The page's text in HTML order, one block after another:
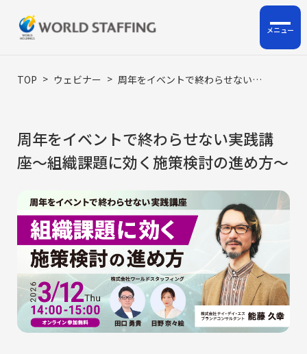
ホーム
企業情報
ロジスティクス支援
HRサポート事業
人材派遣・人材紹介・BPO
インサイドセールス代行
TOP > ウェビナー > 周年をイベントで終わらせない実践講座〜組織課題に効く施策検討の進め方〜
周年をイベントで終わらせない実践講
座〜組織課題に効く施策検討の進め方〜